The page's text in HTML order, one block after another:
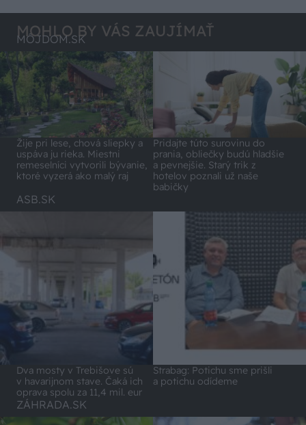
MOHLO BY VÁS ZAUJÍMAŤ
MÔJDOM.SK
Žije pri lese, chová sliepky a
uspáva ju rieka. Miestni
remeselníci vytvorili bývanie,
ktoré vyzerá ako malý raj
Pridajte túto surovinu do
prania, obliečky budú hladšie
a pevnejšie. Starý trik z
hotelov poznali už naše
babičky
ASB.SK
Dva mosty v Trebišove sú
v havarijnom stave. Čaká ich
oprava spolu za 11,4 mil. eur
Strabag: Potichu sme prišli
a potichu odídeme
ZÁHRADA.SK